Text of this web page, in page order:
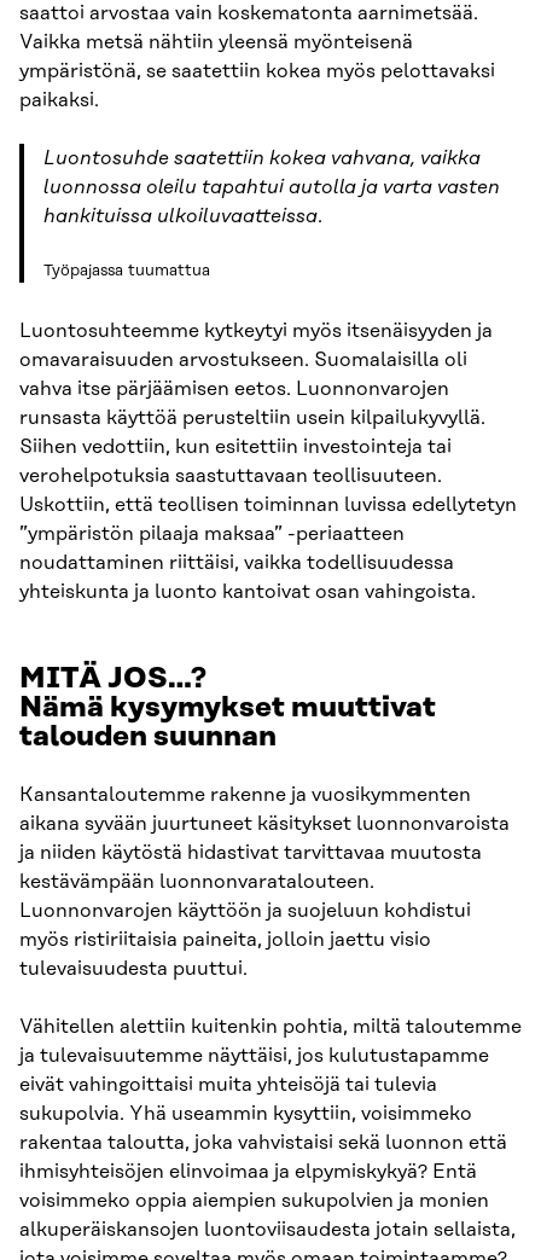
saattoi arvostaa vain koskematonta aarnimetsää.
Vaikka metsä nähtiin yleensä myönteisenä
ympäristönä, se saatettiin kokea myös pelottavaksi
paikaksi.
Luontosuhde saatettiin kokea vahvana, vaikka
luonnossa oleilu tapahtui autolla ja varta vasten
hankituissa ulkoiluvaatteissa.
Työpajassa tuumattua
Luontosuhteemme kytkeytyi myös itsenäisyyden ja
omavaraisuuden arvostukseen. Suomalaisilla oli
vahva itse pärjäämisen eetos. Luonnonvarojen
runsasta käyttöä perusteltiin usein kilpailukyvyllä.
Siihen vedottiin, kun esitettiin investointeja tai
verohelpotuksia saastuttavaan teollisuuteen.
Uskottiin, että teollisen toiminnan luvissa edellytetyn
”ympäristön pilaaja maksaa” -periaatteen
noudattaminen riittäisi, vaikka todellisuudessa
yhteiskunta ja luonto kantoivat osan vahingoista.
MITÄ JOS…?
Nämä kysymykset muuttivat
talouden suunnan
Kansantaloutemme rakenne ja vuosikymmenten
aikana syvään juurtuneet käsitykset luonnonvaroista
ja niiden käytöstä hidastivat tarvittavaa muutosta
kestävämpään luonnonvaratalouteen.
Luonnonvarojen käyttöön ja suojeluun kohdistui
myös ristiriitaisia paineita, jolloin jaettu visio
tulevaisuudesta puuttui.
Vähitellen alettiin kuitenkin pohtia, miltä taloutemme
ja tulevaisuutemme näyttäisi, jos kulutustapamme
eivät vahingoittaisi muita yhteisöjä tai tulevia
sukupolvia. Yhä useammin kysyttiin, voisimmeko
rakentaa taloutta, joka vahvistaisi sekä luonnon että
ihmisyhteisöjen elinvoimaa ja elpymiskykyä? Entä
voisimmeko oppia aiempien sukupolvien ja monien
alkuperäiskansojen luontoviisaudesta jotain sellaista,